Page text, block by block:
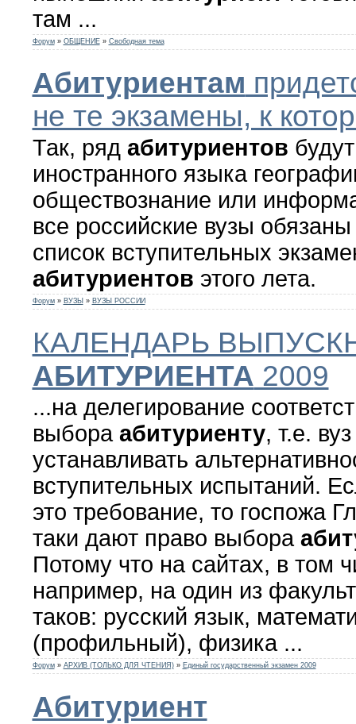
там ...
Форум » ОБЩЕНИЕ » Свободная тема
Абитуриентам
не те экзамены, к
Так, ряд абитуриентов
иностранного языка
обществознание или
все российские вузы
список вступительных
абитуриентов этого лета.
Форум » ВУЗЫ » ВУЗЫ РОССИИ
КАЛЕНДАРЬ
АБИТУРИЕНТА 2009
...на делегирование
выбора абитуриенту, т.е.
устанавливать
вступительных испытаний.
это требование, то госпожа
таки дают право выбора
Потому что на сайтах, в
например, на один из
таков: русский язык,
(профильный), физика ...
Форум » АРХИВ (ТОЛЬКО ДЛЯ ЧТЕНИЯ) » Единый государственный экзамен 2009
Абитуриент